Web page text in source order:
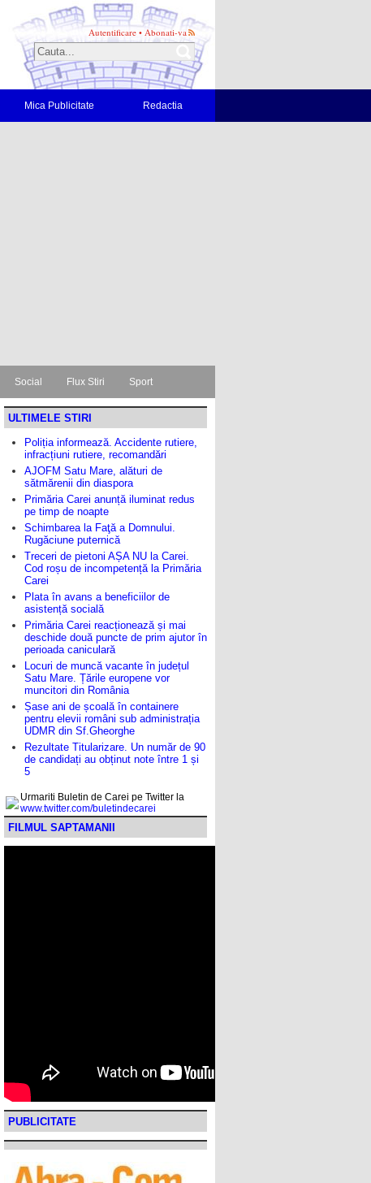
Autentificare • Abonati-va
Mica Publicitate Redactia
Social Flux Stiri Sport
ULTIMELE STIRI
Poliția informează. Accidente rutiere,
infracțiuni rutiere, recomandări
AJOFM Satu Mare, alături de
sătmărenii din diaspora
Primăria Carei anunță iluminat redus
pe timp de noapte
Schimbarea la Faţă a Domnului.
Rugăciune puternică
Treceri de pietoni AȘA NU la Carei.
Cod roșu de incompetență la Primăria
Carei
Plata în avans a beneficiilor de
asistență socială
Primăria Carei reacționează și mai
deschide două puncte de prim ajutor în
perioada caniculară
Locuri de muncă vacante în județul
Satu Mare. Țările europene vor
muncitori din România
Șase ani de școală în containere
pentru elevii români sub administrația
UDMR din Sf.Gheorghe
Rezultate Titularizare. Un număr de 90
de candidați au obținut note între 1 și
5
Urmariti Buletin de Carei pe Twitter la
www.twitter.com/buletindecarei
FILMUL SAPTAMANII
PUBLICITATE